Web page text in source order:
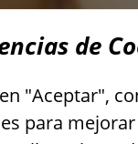
de
"Aceptar",
para